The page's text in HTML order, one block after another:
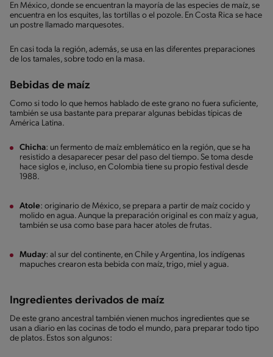
En México, donde se encuentran la mayoría de las especies de maíz, se
encuentra en los esquites, las tortillas o el pozole. En Costa Rica se hace
un postre llamado marquesotes.
En casi toda la región, además, se usa en las diferentes preparaciones
de los tamales, sobre todo en la masa.
Bebidas de maíz
Como si todo lo que hemos hablado de este grano no fuera suficiente,
también se usa bastante para preparar algunas bebidas típicas de
América Latina.
Chicha: un fermento de maíz emblemático en la región, que se ha
resistido a desaparecer pesar del paso del tiempo. Se toma desde
hace siglos e, incluso, en Colombia tiene su propio festival desde
1988.
Atole: originario de México, se prepara a partir de maíz cocido y
molido en agua. Aunque la preparación original es con maíz y agua,
también se usa como base para hacer atoles de frutas.
Muday: al sur del continente, en Chile y Argentina, los indígenas
mapuches crearon esta bebida con maíz, trigo, miel y agua.
Ingredientes derivados de maíz
De este grano ancestral también vienen muchos ingredientes que se
usan a diario en las cocinas de todo el mundo, para preparar todo tipo
de platos. Estos son algunos: